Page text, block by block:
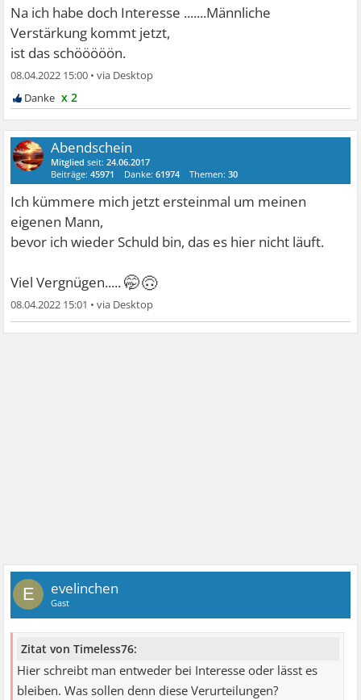
Na ich habe doch Interesse .......Männliche
Verstärkung kommt jetzt,
ist das schööööön.
08.04.2022 15:00 •
x 2
Abendschein
Mitglied seit:24.06.2017
Beiträge:45971 Danke:61974 Themen:30
Ich kümmere mich jetzt ersteinmal um meinen
eigenen Mann,
bevor ich wieder Schuld bin, das es hier nicht läuft.
Viel Vergnügen.....🤭🙃
08.04.2022 15:01 •
E evelinchen
Gast
Zitat von Timeless76:
Hier schreibt man entweder bei Interesse oder lässt es
bleiben. Was sollen denn diese Verurteilungen?